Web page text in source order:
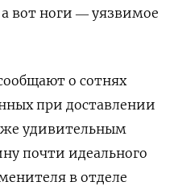
вот ноги ― уязвимое
о сотнях
при доставлении
удивительным
почти идеального
в отделе